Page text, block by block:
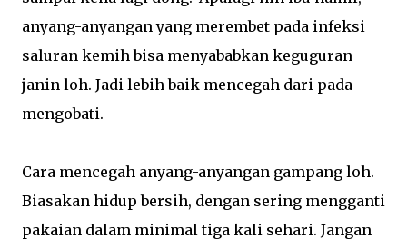
anyang-anyangan yang merembet pada infeksi
saluran kemih bisa menyababkan keguguran
janin loh. Jadi lebih baik mencegah dari pada
mengobati.
Cara mencegah anyang-anyangan gampang loh.
Biasakan hidup bersih, dengan sering mengganti
pakaian dalam minimal tiga kali sehari. Jangan